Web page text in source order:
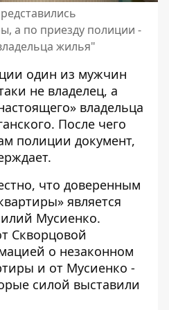
а по приезду полиции -
жилья"
один из мужчин
не владелец, а
владельца
После чего
полиции документ,
что доверенным
является
Мусиенко.
Скворцовой
о незаконном
и от Мусиенко -
силой выставили